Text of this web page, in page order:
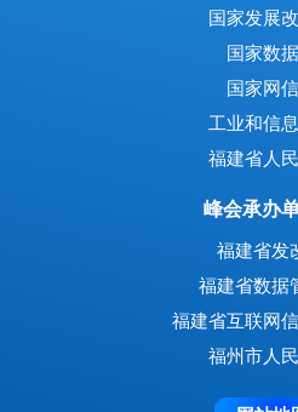
国家发展
国家数
国家网
工业和信
福建省人
峰会承办
福建省发
福建省数据
福建省互联网
福州市人